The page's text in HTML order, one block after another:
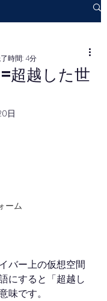
ーム
超越した世
時間: 4分
日
バー上の仮想空間
にすると「超越し
味です。